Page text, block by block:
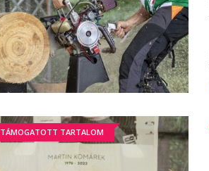
TÁMOGATOTT TARTALOM